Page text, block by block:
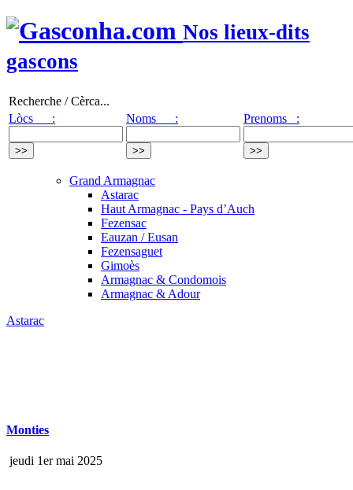
Nos lieux-dits
gascons
Recherche / Cèrca...
Lòcs :
Noms : Prenoms :
Grand Armagnac
Astarac
Haut Armagnac - Pays d’Auch
Fezensac
Eauzan / Eusan
Fezensaguet
Gimoès
Armagnac & Condomois
Armagnac & Adour
Astarac
Monties
jeudi 1er mai 2025